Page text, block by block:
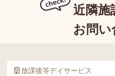
近隣施
お問
放課後等デイサービス